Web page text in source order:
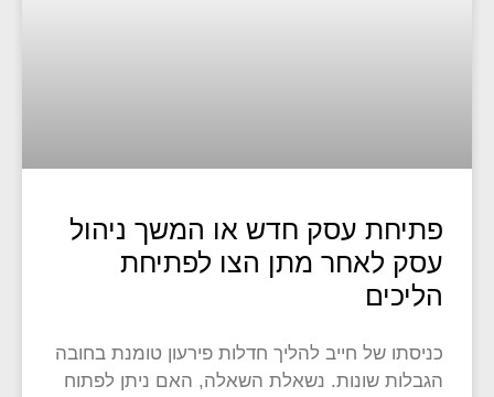
פתיחת עסק חדש או המשך ניהול
עסק לאחר מתן הצו לפתיחת
הליכים
כניסתו של חייב להליך חדלות פירעון טומנת בחובה
הגבלות שונות. נשאלת השאלה, האם ניתן לפתוח